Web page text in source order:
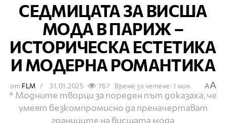
СЕДМИЦАТА ЗА ВИСША
МОДА В ПАРИЖ –
ИСТОРИЧЕСКА ЕСТЕТИКА
И МОДЕРНА РОМАНТИКА
от FLM 31.01.2025 767 Време за четене: 1 мин. AA
* Модните творци за пореден път доказаха, че
умеят безкомпромисно да преначертават
границите на висшата мода